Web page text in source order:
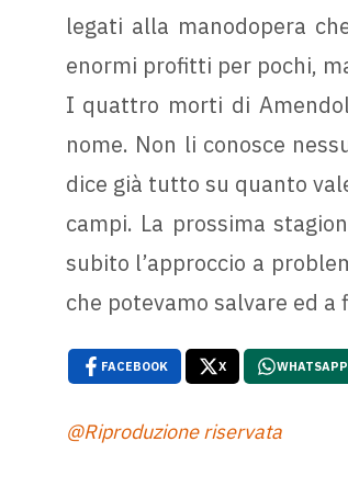
legati alla manodopera
enormi profitti per pochi,
I quattro morti di
nome. Non li conosce
dice già tutto su quanto
campi. La prossima
subito l’approccio a
che potevamo salvare ed a
FACEBOOK X WHATSAPP
@Riproduzione riservata